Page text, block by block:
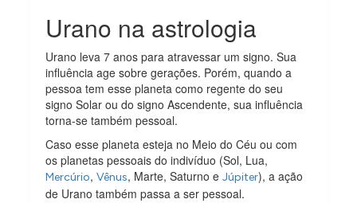
Urano na astrologia
Urano leva 7 anos para atravessar um signo. Sua
influência age sobre gerações. Porém, quando a
pessoa tem esse planeta como regente do seu
signo Solar ou do signo Ascendente, sua influência
torna-se também pessoal.
Caso esse planeta esteja no Meio do Céu ou com
os planetas pessoais do indivíduo (Sol, Lua,
Mercúrio,Vênus, Marte, Saturno eJúpiter), a ação
de Urano também passa a ser pessoal.